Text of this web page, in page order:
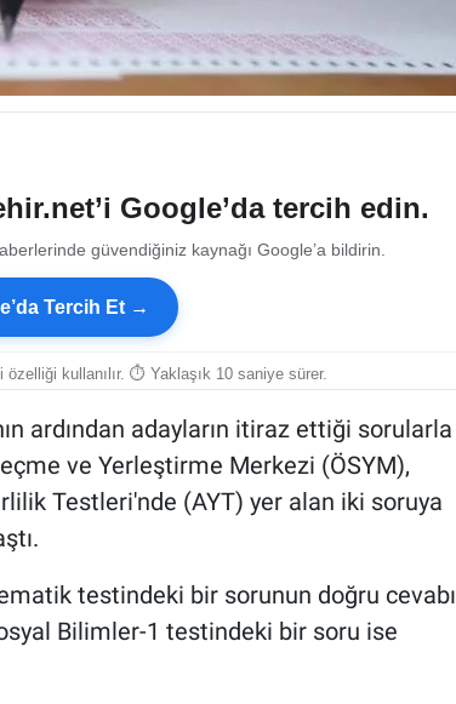
Google’da tercih edin.
güvendiğiniz kaynağı Google’a bildirin.
Tercih Et →
özelliği kullanılır. ⏱ Yaklaşık 10 saniye sürer.
ardından adayların itiraz ettiği sorularla
ve Yerleştirme Merkezi (ÖSYM),
Testleri'nde (AYT) yer alan iki soruya
testindeki bir sorunun doğru cevabı
Bilimler-1 testindeki bir soru ise